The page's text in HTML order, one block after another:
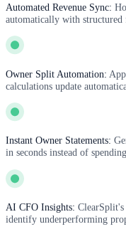
Automated Revenue Sync:
automatically with structured
Owner Split Automation:
calculations update
Instant Owner Statements:
in seconds instead of
AI CFO Insights:
identify underperforming